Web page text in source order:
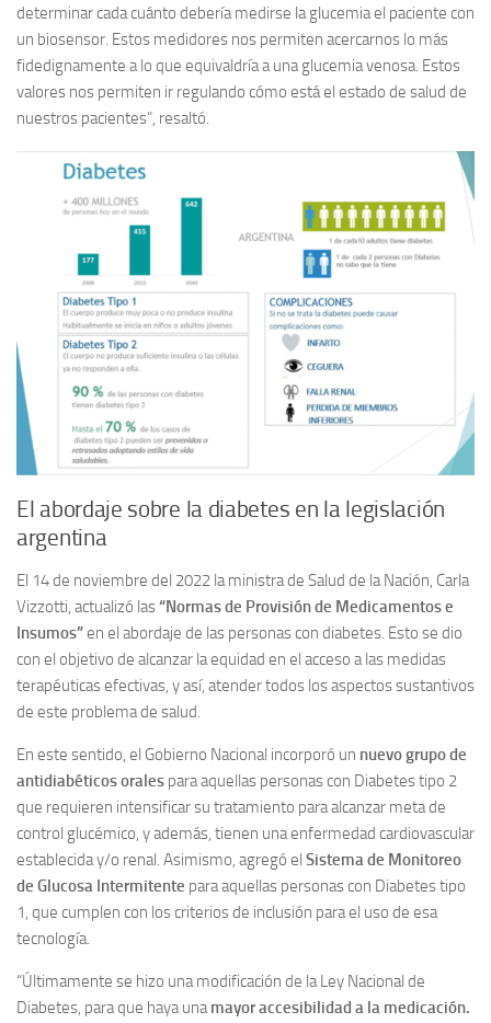
determinar cada cuánto debería medirse la glucemia el paciente con
un biosensor. Estos medidores nos permiten acercarnos lo más
fidedignamente a lo que equivaldría a una glucemia venosa. Estos
valores nos permiten ir regulando cómo está el estado de salud de
nuestros pacientes”, resaltó.
El abordaje sobre la diabetes en la legislación
argentina
El 14 de noviembre del 2022 la ministra de Salud de la Nación, Carla
Vizzotti, actualizó las“Normas de Provisión de Medicamentos e
Insumos”en el abordaje de las personas con diabetes. Esto se dio
con el objetivo de alcanzar la equidad en el acceso a las medidas
terapéuticas efectivas, y así, atender todos los aspectos sustantivos
de este problema de salud.
En este sentido, el Gobierno Nacional incorporó un nuevo grupo de
antidiabéticos orales para aquellas personas con Diabetes tipo 2
que requieren intensificar su tratamiento para alcanzar meta de
control glucémico, y además, tienen una enfermedad cardiovascular
establecida y/o renal. Asimismo, agregó el Sistema de Monitoreo
de Glucosa Intermitente para aquellas personas con Diabetes tipo
1, que cumplen con los criterios de inclusión para el uso de esa
tecnología.
“Últimamente se hizo una modificación de la Ley Nacional de
Diabetes, para que haya unamayor accesibilidad a la medicación.